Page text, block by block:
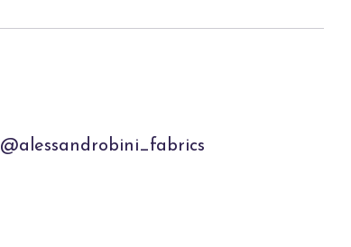
@alessandrobini_fabrics